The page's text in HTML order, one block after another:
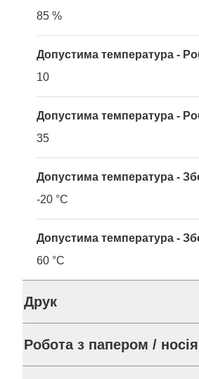
85 %
Допустима температура -
10
Допустима температура -
35
Допустима температура -
-20 °C
Допустима температура -
60 °C
Друк
Робота з папером /